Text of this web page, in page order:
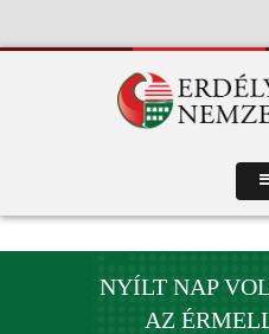
NYÍLT NAP
AZ